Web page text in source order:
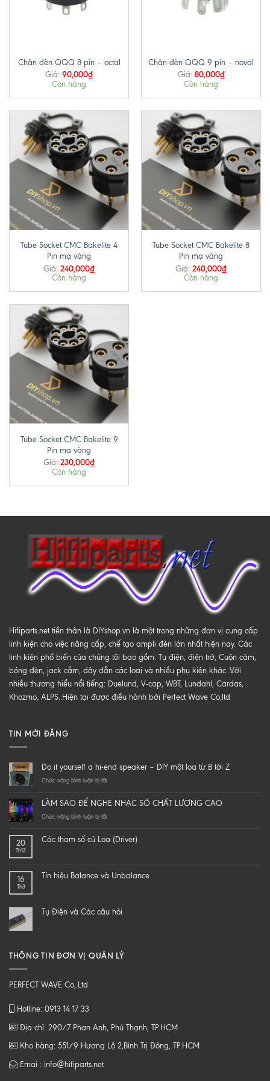
Chân đèn QQQ 8 pin – octal
Giá: 90,000₫
Còn hàng
Chân đèn QQQ 9 pin – noval
Giá: 80,000₫
Còn hàng
Tube Socket CMC Bakelite 4
Pin mạ vàng
Giá: 240,000₫
Còn hàng
Tube Socket CMC Bakelite 8
Pin mạ vàng
Giá: 240,000₫
Còn hàng
Tube Socket CMC Bakelite 9
Pin mạ vàng
Giá: 230,000₫
Còn hàng
Hifiparts.net tiền thân là DIYshop.vn là một trong những đơn vị cung cấp
linh kiện cho việc nâng cấp, chế tạo ampli đèn lớn nhất hiện nay. Các
linh kiện phổ biến của chúng tôi bao gồm: Tụ điện, điện trở, Cuộn cảm,
bóng đèn, jack cắm, dây dẫn các loại và nhiều phụ kiện khác..Với
nhiều thương hiểu nổi tiếng: Duelund, V-cap, WBT, Lundahl, Cardas,
Khozmo, ALPS..Hiện tại được điều hành bởi Perfect Wave Co,ltd
TIN MỚI ĐĂNG
Do it yourself a hi-end speaker – DIY một loa từ B tới Z
Chức năng bình luận bị tắtở
yourself
a
speaker
loa
Z
LÀM SAO ĐỂ NGHE NHẠC SỐ CHẤT LƯỢNG CAO
Chức năng bình luận bị tắtở
ĐỂ
CHẤT
20
Th12
Các tham số củ Loa (Driver)
16
Th3
Tín hiệu Balance và Unbalance
Tụ Điện và Các câu hỏi
THÔNG TIN ĐƠN VỊ QUẢN LÝ
PERFECT WAVE Co,.Ltd
Hotline: 0913 14 17 33
Địa chỉ: 290/7 Phan Anh, Phú Thạnh, TP.HCM
Kho hàng: 551/9 Hương Lộ 2,Bình Trị Đông, TP.HCM
Emai : info@hifiparts.net